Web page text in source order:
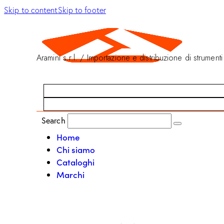
Skip to contentSkip to footer
Aramini s.r.l. / Importazione e distribuzione di strumenti
Search
Home
Chi siamo
Cataloghi
Marchi